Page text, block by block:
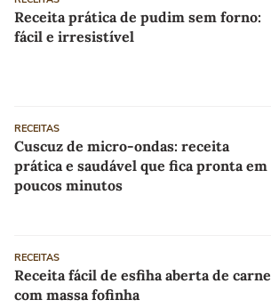
Receita prática de pudim sem forno:
fácil e irresistível
RECEITAS
Cuscuz de micro-ondas: receita
prática e saudável que fica pronta em
poucos minutos
RECEITAS
Receita fácil de esfiha aberta de carne
com massa fofinha